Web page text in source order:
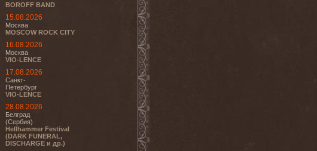
BOROFF BAND
15.08.2026
Москва
MOSCOW ROCK CITY
16.08.2026
Москва
VIO-LENCE
17.08.2026
Санкт-
Петербург
VIO-LENCE
28.08.2026
Белград
(Сербия)
Hellhammer Festival
(DARK FUNERAL,
DISCHARGE и др.)